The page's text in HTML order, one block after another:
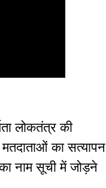
लोकतंत्र की
का सत्यापन
नाम सूची में जोड़ने